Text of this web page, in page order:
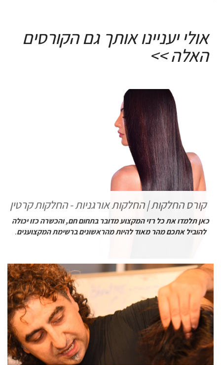
אולי יעניינו אותך גם הקורסים
האלה >>
קורס החלקות | החלקות אורגניות - החלקות קרטין
כאן תלמדו את כל רזי המקצוע מדובר בתחום חם, והכשרה כזו יכולה
להוביל אתכם מהר מאוד להיות מהראשונים ברשימת המקצוענים.